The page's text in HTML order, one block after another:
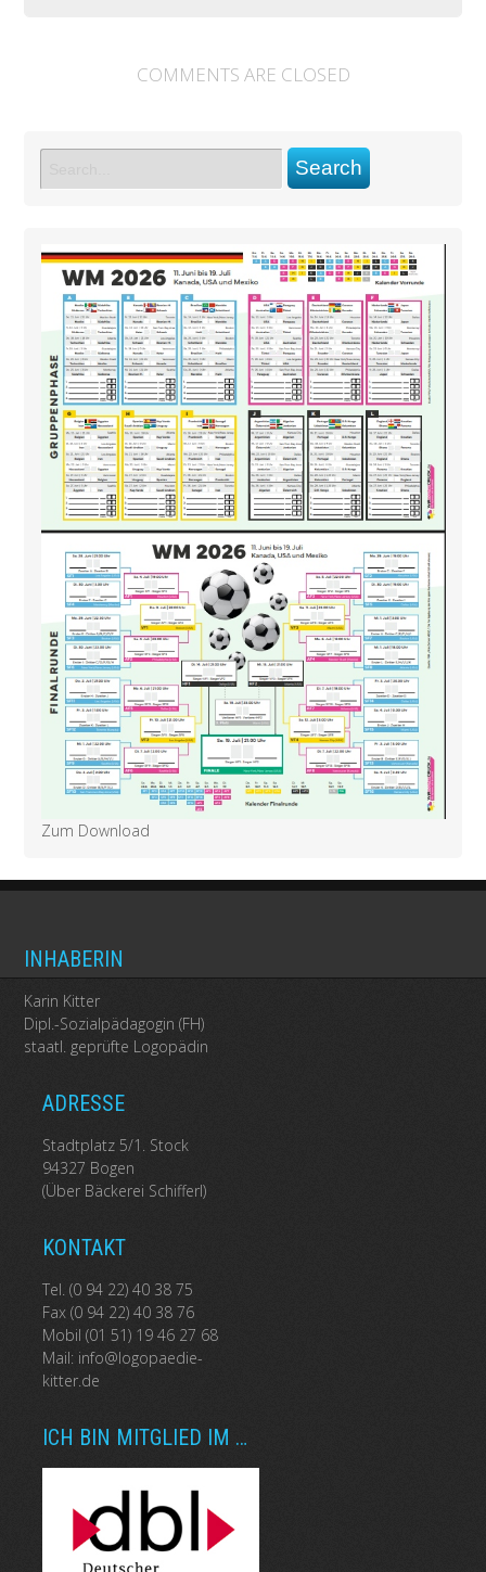
COMMENTS ARE CLOSED
Zum Download
INHABERIN
Karin Kitter
Dipl.-Sozialpädagogin (FH)
staatl. geprüfte Logopädin
ADRESSE
Stadtplatz 5/1. Stock
94327 Bogen
(Über Bäckerei Schifferl)
KONTAKT
Tel. (0 94 22) 40 38 75
Fax (0 94 22) 40 38 76
Mobil (01 51) 19 46 27 68
Mail: info@logopaedie-
kitter.de
ICH BIN MITGLIED IM …